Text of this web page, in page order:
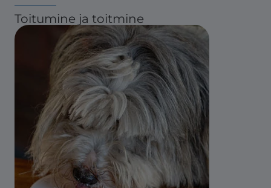
Toitumine ja toitmine